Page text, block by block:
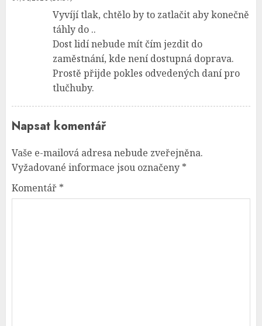
Vyvíjí tlak, chtělo by to zatlačit aby konečně
táhly do ..
Dost lidí nebude mít čím jezdit do
zaměstnání, kde není dostupná doprava.
Prostě přijde pokles odvedených daní pro
tlučhuby.
Napsat komentář
Vaše e-mailová adresa nebude zveřejněna.
Vyžadované informace jsou označeny *
Komentář *